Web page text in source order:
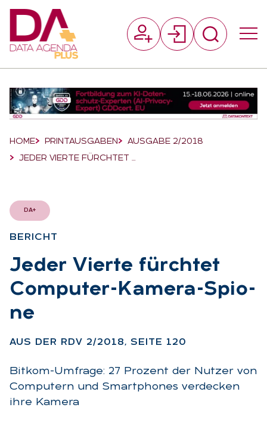
Breadcrumb-Navigation
HOME PRINTAUSGABEN
AUSGABE 2/2018
JEDER VIERTE FÜRCHTET …
DA+
BE­RICHT
:
Je­der Vier­te fürch­tet
Com­pu­ter-Ka­me­ra-Spio­
ne
AUS DER RDV 2/2018, SEI­TE 120
Bitkom-Umfrage: 27 Prozent der Nutzer von
Computern und Smartphones verdecken
ihre Kamera